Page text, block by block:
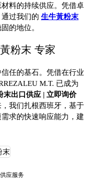
料的持续供应。凭借卓
过我们的 生牛黃粉末
的地位。
粉末 专家
任的基石。凭借在行业
M.T. 已成为
末出口供应 | 立即询价
我们扎根西班牙，基于
求的快速响应能力，建
应服务